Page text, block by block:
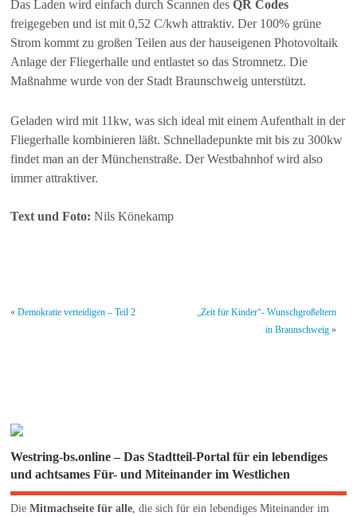
Das Laden wird einfach durch Scannen desQR Codes
freigegeben und ist mit 0,52 C/kwh attraktiv. Der 100% grüne
Strom kommt zu großen Teilen aus der hauseigenen Photovoltaik
Anlage der Fliegerhalle und entlastet so das Stromnetz. Die
Maßnahme wurde von der Stadt Braunschweig unterstützt.
Geladen wird mit 11kw, was sich ideal mit einem Aufenthalt in der
Fliegerhalle kombinieren läßt. Schnelladepunkte mit bis zu 300kw
findet man an der Münchenstraße. Der Westbahnhof wird also
immer attraktiver.
Text und Foto: Nils Könekamp
«Demokratie verteidigen – Teil 2
„Zeit für Kinder“- Wunschgroßeltern
in Braunschweig»
Westring-bs.online – Das Stadtteil-Portal für ein lebendiges
und achtsames Für- und Miteinander im Westlichen
DieMitmachseite für alle, die sich für ein lebendiges Miteinander im